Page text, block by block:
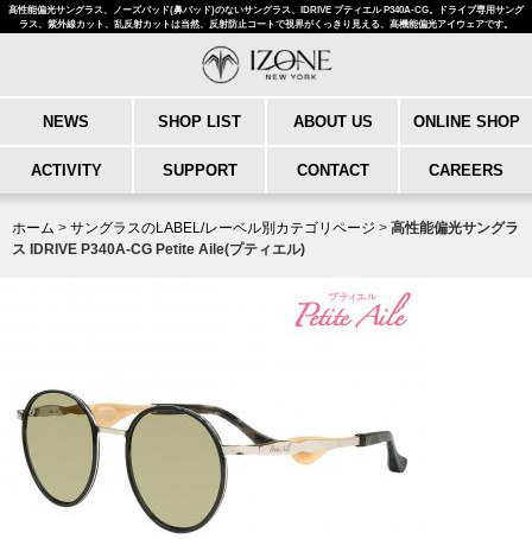
高性能偏光サングラス、ノーズパッド(鼻パッド)のないサングラス、IDRIVE プティエル P340A-CG。ドライブ専用サング
ラス、紫外線カット、乱反射カットは当然、反射防止コートで視界がくっきり見える、高機能偏光アイウェアです。
NEWS SHOP LIST ABOUT US ONLINE SHOP
ACTIVITY SUPPORT CONTACT CAREERS
ホーム > サングラスのLABEL/レーベル別カテゴリページ > 高性能偏光サングラ
ス IDRIVE P340A-CG Petite Aile(プティエル)